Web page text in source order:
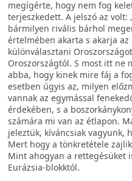
megígérte, hogy nem fog
terjeszkedett. A jelszó az
bármilyen rivális bárhol
értelmében akarta s akarja az
különválasztani
Oroszországtól. S most itt ne
abba, hogy kinek mire fáj a
esetben úgyis az, milyen
vannak az egymással
érdekében, s a
számára mi van az étlapon.
jeleztük, kíváncsiak vagyunk,
Mert hogy a tönkretétele
Mint ahogyan a rettegésüket
Eurázsia-blokktól.